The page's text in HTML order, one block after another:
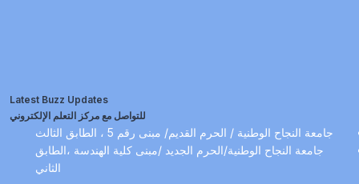
Latest Buzz Updates
للتواصل مع مركز التعلم الإلكتروني
جامعة النجاح الوطنية / الحرم القديم/ مبنى رقم 5 ، الطابق الثالث
جامعة النجاح الوطنية/الحرم الجديد /مبنى كلية الهندسة ،الطابق
الثاني